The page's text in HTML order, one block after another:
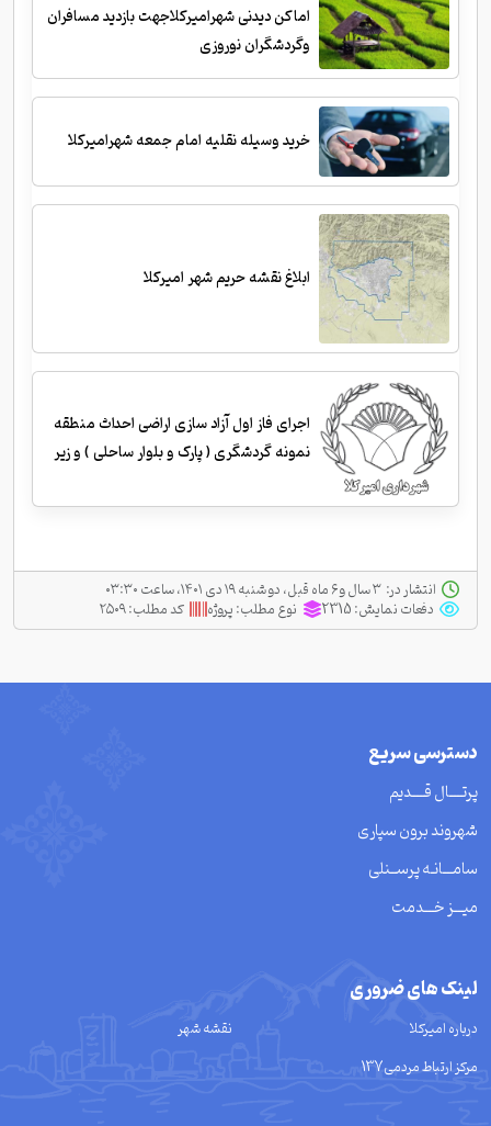
اماکن دیدنی شهرامیرکلاجهت بازدید مسافران
وگردشگران نوروزی
خرید وسیله نقلیه امام جمعه شهرامیرکلا
ابلاغ نقشه حریم شهر امیرکلا
اجرای فاز اول آزاد سازی اراضی احداث منطقه
نمونه گردشگری ( پارک و بلوار ساحلی ) و زیر
انتشار در:
دفعات نمایش:2315 نوع مطلب:پروژه کد مطلب:۲۵۰۹
دسترسی سریع
پرتــــال قــــدیم
شهروند برون سپاری
سامـــانـه پرســنلی
میـــز خـــدمت
لینک های ضروری
درباره امیرکلا
نقشه شهر
مرکز ارتباط مردمی137